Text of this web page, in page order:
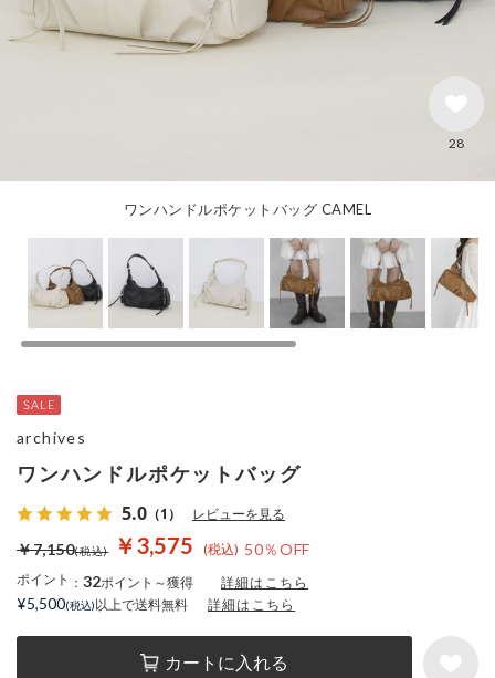
ワンハンドルポケットバッグ CAMEL
28
ワンハンドルポケットバッグ
5.0 （1） レビューを見る
￥3,575 50％OFF
￥7,150
ポイント ： 32ポイント～獲得 詳細はこちら
カートに入れる
archives
¥5,500 以上で送料無料 詳細はこちら